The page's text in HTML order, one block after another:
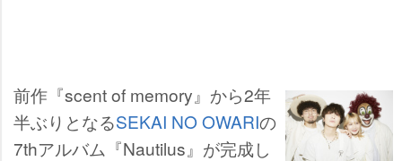
前作『scent of memory』から2年
半ぶりとなるSEKAI NO OWARIの
7thアルバム『Nautilus』が完成し